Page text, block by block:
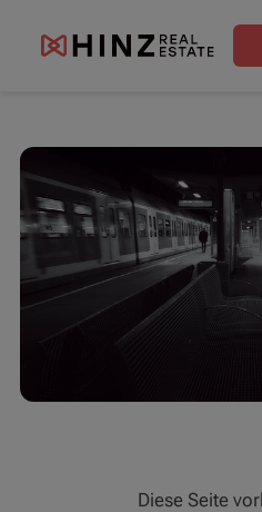
Diese Seite